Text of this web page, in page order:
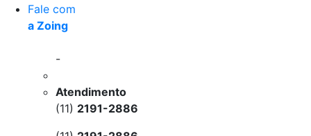
Fale com
a Zoing
-
Atendimento
(11) 2191-2886